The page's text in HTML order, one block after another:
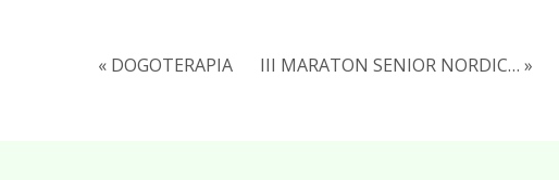
« DOGOTERAPIA III MARATON SENIOR NORDIC… »